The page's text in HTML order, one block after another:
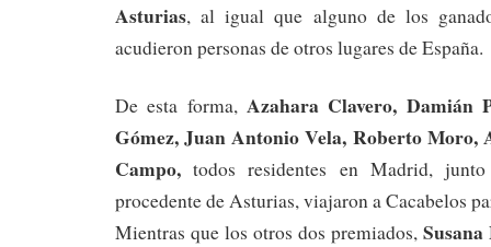
Asturias, al igual que alguno de los
acudieron personas de otros lugares de España.
De esta forma,Azahara Clavero, Damián
Gómez, Juan Antonio Vela, Roberto Moro,
Campo,todos residentes en Madrid,
procedente de Asturias, viajaron a Cacabelos
Mientras que los otros dos premiados,